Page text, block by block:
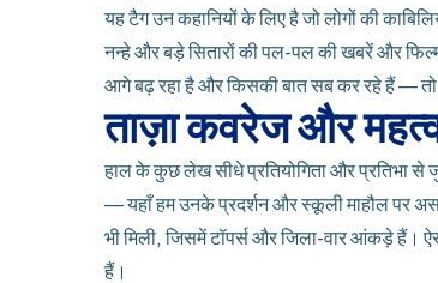
यह टैग उन कहानियों के लिए है जो लोगों की
नन्हे और बड़े सितारों की पल-पल की खबरें और
आगे बढ़ रहा है और किसकी बात सब कर रहे हैं —
ताज़ा कवरेज और
हाल के कुछ लेख सीधे प्रतियोगिता और प्रतिभा
— यहाँ हम उनके प्रदर्शन और स्कूली माहौल पर
भी मिली, जिसमें टॉपर्स और जिला-वार आंकड़े
हैं।